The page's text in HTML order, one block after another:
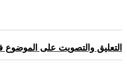
التعليق والتصويت على الموضوع